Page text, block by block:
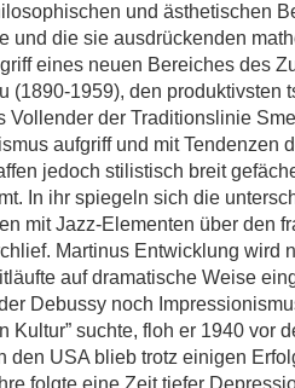
und ästhetischen
und die sie ausdrückenden
eines neuen Bereiches des
(1890-1959), den produktivsten
Vollender der Traditionslinie
aufgriff und mit Tendenzen
jedoch stilistisch breit
In ihr spiegeln sich die
mit Jazz-Elementen über den
Martinus Entwicklung wird
auf dramatische Weise
Debussy noch
Kultur” suchte, floh er 1940
den USA blieb trotz einigen
folgte eine Zeit tiefer